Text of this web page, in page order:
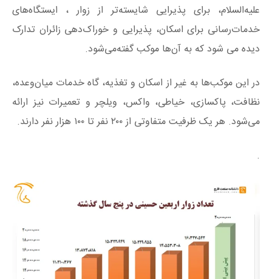
علیه‌السلام، برای پذیرایی شایسته‌تر از زوار ، ایستگاه‌های
خدمات‌رسانی برای اسکان، پذیرایی و خوراک‌دهی زائران تدارک
دیده می شود که به آن‌ها موکب گفته‌می‌شود.
در این موکب‌ها به غیر از اسکان و تغذیه، گاه خدمات میان‌وعده،
نظافت، پاکسازی، خیاطی، واکس، ویلچر و تعمیرات نیز ارائه
می‌شود. هر یک ظرفیت متفاوتی از ۲۰۰ نفر تا ۱۰۰ هزار نفر دارند.
.